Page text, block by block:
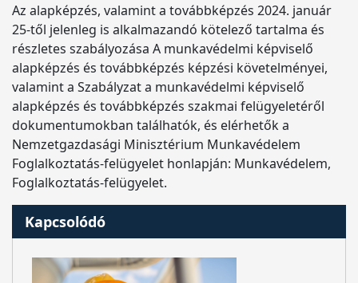
Az alapképzés, valamint a továbbképzés 2024. január
25-től jelenleg is alkalmazandó kötelező tartalma és
részletes szabályozása A munkavédelmi képviselő
alapképzés és továbbképzés képzési követelményei,
valamint a Szabályzat a munkavédelmi képviselő
alapképzés és továbbképzés szakmai felügyeletéről
dokumentumokban találhatók, és elérhetők a
Nemzetgazdasági Minisztérium Munkavédelem
Foglalkoztatás-felügyelet honlapján: Munkavédelem,
Foglalkoztatás-felügyelet.
Kapcsolódó